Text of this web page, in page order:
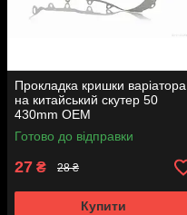
Прокладка кришки варіатора
на китайський скутер 50
430mm OEM
Готово до відправки
27 ₴ 28 ₴
Купити